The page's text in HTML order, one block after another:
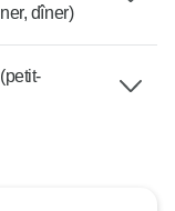
dîner)